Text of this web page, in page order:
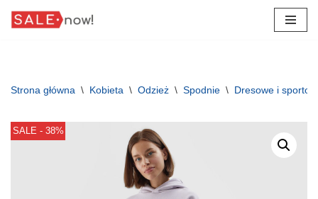
Strona główna \ Kobieta \ Odzież \ Spodnie \ Dresowe i
SALE - 38%